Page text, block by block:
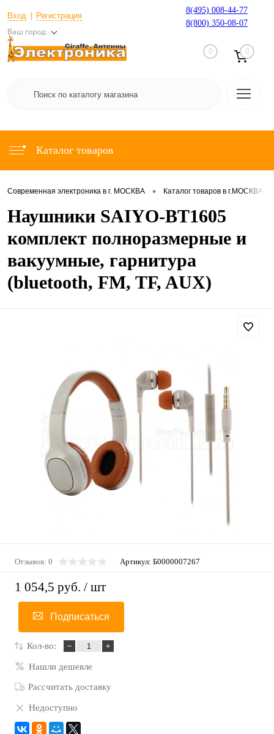
Вход Регистрация
Ваш город:
8(495) 008-44-77
8(800) 350-08-07
0 0
Каталог товаров
Современная электроника в г. МОСКВА • Каталог товаров в г.МОСКВА
Наушники SAIYO-BT1605
комплект полноразмерные и
вакуумные, гарнитура
(bluetooth, FM, TF, AUX)
Отзывов: 0 Артикул: Б0000007267
1 054,5 руб. / шт
Подписаться
Кол-во:
Нашли дешевле
Рассчитать доставку
Недоступно